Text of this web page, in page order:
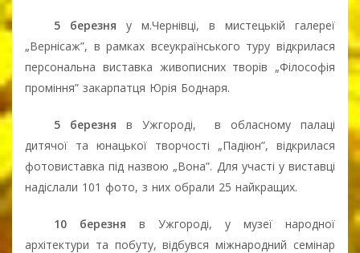
5 березня у м.Чернівці, в мистецькій галереї
„Вернісаж”, в рамках всеукраїнського туру відкрилася
персональна виставка живописних творів „Філософія
проміння” закарпатця Юрія Боднаря.
5 березня в Ужгороді,
в обласному палаці
дитячої та юнацької творчості „Падіюн”, відкрилася
фотовиставка під назвою „Вона”. Для участі у виставці
надіслали 101 фото, з них обрали 25 найкращих.
10 березня в Ужгороді, у музеї народної
архітектури та побуту, відбувся міжнародний семінар